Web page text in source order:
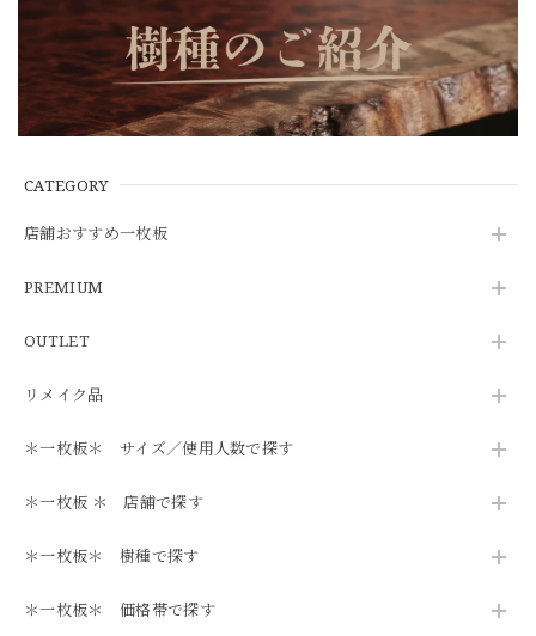
CATEGORY
店舗おすすめ一枚板
PREMIUM
OUTLET
リメイク品
＊一枚板＊ サイズ／使用人数で探す
＊一枚板 ＊ 店舗で探す
＊一枚板＊ 樹種で探す
＊一枚板＊ 価格帯で探す